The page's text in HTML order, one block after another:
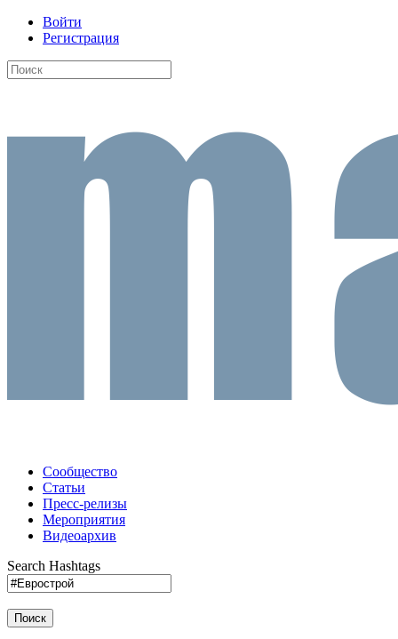
Войти
Регистрация
Сообщество
Статьи
Пресс-релизы
Мероприятия
Видеоархив
Search Hashtags
Поиск